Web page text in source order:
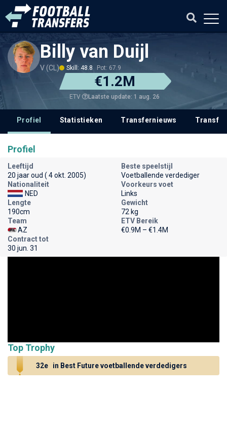
Billy van Duijl
V (CL) Skill: 48.8 Pot: 67.9
€1.2M
ETV Laatste update: 1 aug. 26
Profiel Statistieken Transfernieuws
Profiel
Leeftijd
20 jaar oud ( 4 okt. 2005)
Beste speelstijl
Voetballende verdediger
Nationaliteit
NED
Voorkeurs voet
Links
Lengte
190cm
Gewicht
72 kg
Team
AZ
ETV Bereik
€0.9M – €1.4M
Contract tot
30 jun. 31
Top Trophy
32e in Best Future voetballende verdedigers